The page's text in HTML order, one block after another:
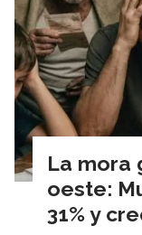
La mora
oeste:
31% y